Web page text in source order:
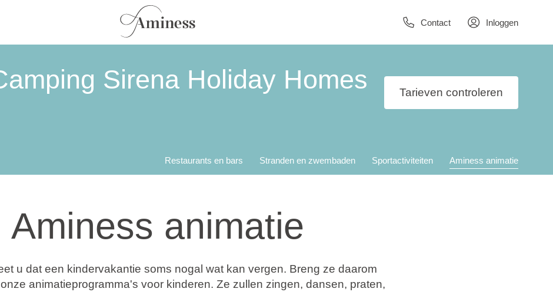
Contact Inloggen
Sirena Holiday Homes Tarieven controleren
Restaurants en bars Stranden en zwembaden Sportactiviteiten Aminess animatie
Aminess animatie
u dat een kindervakantie soms nogal wat kan vergen. Breng ze daarom
animatieprogramma's voor kinderen. Ze zullen zingen, dansen, praten,